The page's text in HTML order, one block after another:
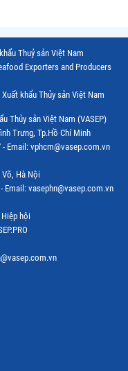
Thuỷ sản Việt Nam
Exporters and Producers
khẩu Thủy sản Việt Nam
Thủy sản Việt Nam (VASEP)
Trưng, Tp.Hồ Chí Minh
- Email: vphcm@vasep.com.vn
Võ, Hà Nội
Email: vasephn@vasep.com.vn
hội